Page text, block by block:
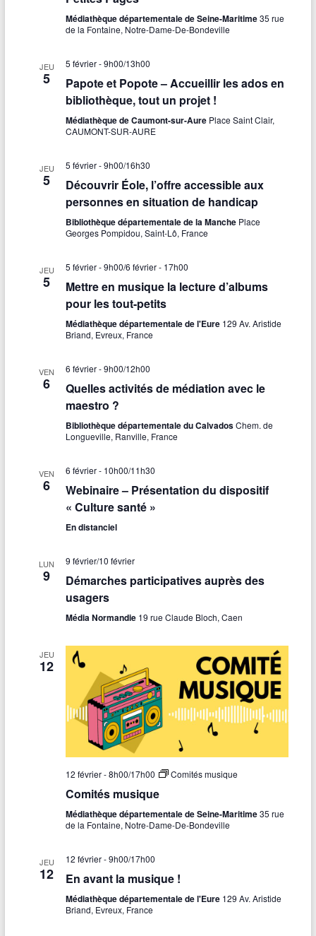
Médiathèque départementale de Seine-Maritime35 rue
de la Fontaine, Notre-Dame-De-Bondeville
JEU
5
5 février - 9h00/13h00
Papote et Popote – Accueillir les ados en
bibliothèque, tout un projet !
Médiathèque de Caumont-sur-Aure Place Saint Clair,
CAUMONT-SUR-AURE
JEU
5
5 février - 9h00/16h30
Découvrir Éole, l’offre accessible aux
personnes en situation de handicap
Bibliothèque départementale de la Manche Place
Georges Pompidou, Saint-Lô, France
JEU
5
5 février - 9h00/6 février - 17h00
Mettre en musique la lecture d’albums
pour les tout-petits
Médiathèque départementale de l'Eure 129 Av. Aristide
Briand, Evreux, France
VEN
6
6 février - 9h00/12h00
Quelles activités de médiation avec le
maestro ?
Bibliothèque départementale du CalvadosChem. de
Longueville, Ranville, France
VEN
6
6 février - 10h00/11h30
Webinaire – Présentation du dispositif
« Culture santé »
En distanciel
LUN
9
9 février/10 février
Démarches participatives auprès des
usagers
Média Normandie 19 rue Claude Bloch, Caen
JEU
12
12 février - 8h00/17h00 Comités musique
Comités musique
Médiathèque départementale de Seine-Maritime35 rue
de la Fontaine, Notre-Dame-De-Bondeville
JEU
12
12 février - 9h00/17h00
En avant la musique !
Médiathèque départementale de l'Eure 129 Av. Aristide
Briand, Evreux, France